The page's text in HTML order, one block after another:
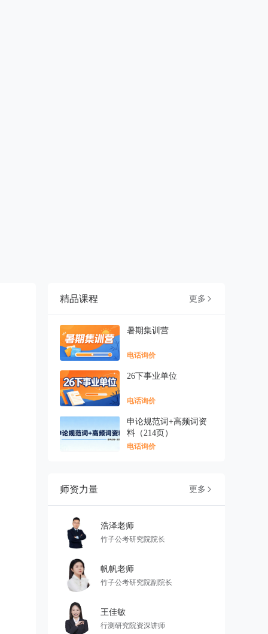
精品课程 更多 
暑期集训营
电话询价
26下事业单位
电话询价
申论规范词+高频词资
料（214页）
电话询价
师资力量 更多 
浩泽老师
竹子公考研究院院长
帆帆老师
竹子公考研究院副院长
王佳敏
行测研究院资深讲师